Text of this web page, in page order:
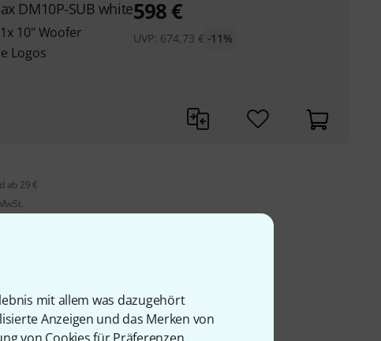
mit allem was dazugehört
Anzeigen und das Merken von
DM10P-SUB white
10" Woofer
Logos
598€
UVP: 674,73 € -11%
ab 29 €